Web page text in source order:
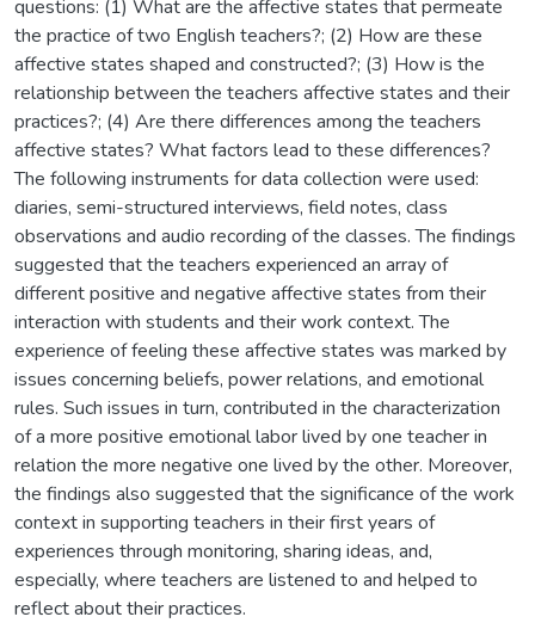
questions: (1) What are the affective states that permeate
the practice of two English teachers?; (2) How are these
affective states shaped and constructed?; (3) How is the
relationship between the teachers affective states and their
practices?; (4) Are there differences among the teachers
affective states? What factors lead to these differences?
The following instruments for data collection were used:
diaries, semi-structured interviews, field notes, class
observations and audio recording of the classes. The findings
suggested that the teachers experienced an array of
different positive and negative affective states from their
interaction with students and their work context. The
experience of feeling these affective states was marked by
issues concerning beliefs, power relations, and emotional
rules. Such issues in turn, contributed in the characterization
of a more positive emotional labor lived by one teacher in
relation the more negative one lived by the other. Moreover,
the findings also suggested that the significance of the work
context in supporting teachers in their first years of
experiences through monitoring, sharing ideas, and,
especially, where teachers are listened to and helped to
reflect about their practices.